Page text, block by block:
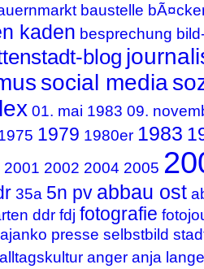
baustelle
kaden besprechung
blog
social media
01. mai 1983 09.
1979 1980er 1983
2001 2002 2004 2005
35a 5n pv abbau ost
ddr fdj fotografie
presse selbstbild
alltagskultur anger anja lange